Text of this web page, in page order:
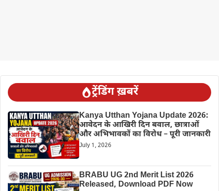
ट्रेंडिंग ख़बरें
Kanya Utthan Yojana Update 2026:
आवेदन के आखिरी दिन बवाल, छात्राओं
और अभिभावकों का विरोध – पूरी जानकारी
July 1, 2026
BRABU UG 2nd Merit List 2026
Released, Download PDF Now